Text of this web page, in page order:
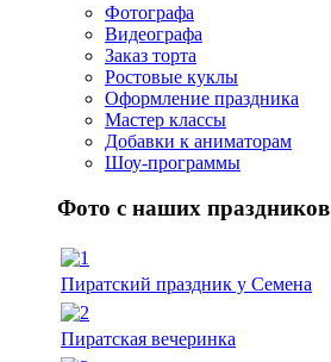
Фотографа
Видеографа
Заказ торта
Ростовые куклы
Оформление праздника
Мастер классы
Добавки к аниматорам
Шоу-программы
Фото с наших праздников
Пиратский праздник у Семена
Пиратская вечеринка